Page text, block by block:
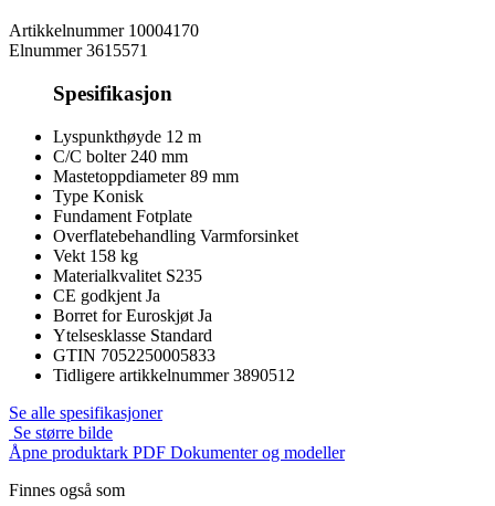
Artikkelnummer 10004170
Elnummer 3615571
Spesifikasjon
Lyspunkthøyde 12 m
C/C bolter 240 mm
Mastetoppdiameter 89 mm
Type Konisk
Fundament Fotplate
Overflatebehandling Varmforsinket
Vekt 158 kg
Materialkvalitet S235
CE godkjent Ja
Borret for Euroskjøt Ja
Ytelsesklasse Standard
GTIN 7052250005833
Tidligere artikkelnummer 3890512
Se alle spesifikasjoner
Se større bilde
Åpne produktark PDF Dokumenter og modeller
Finnes også som